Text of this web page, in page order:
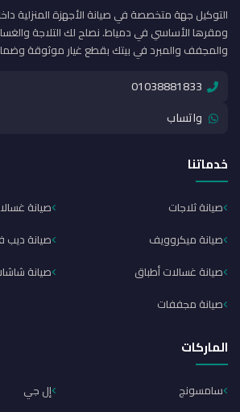
التوكيل جهة متخصصة في صيانة الأجهزة المنزلية
ومقرها الأساسي في دمياط. نصلح لك التلاجة
والمجفف والمبرد في بيتك بقطع غيار موثوقة
01038881833
واتساب
خدماتنا
صيانة ثلاجات
صيانة
صيانة ميكروويف
صيانة ديب
صيانة غسالات أطباق
صيانة
صيانة مجففات
الماركات
سامسونج
إل جي